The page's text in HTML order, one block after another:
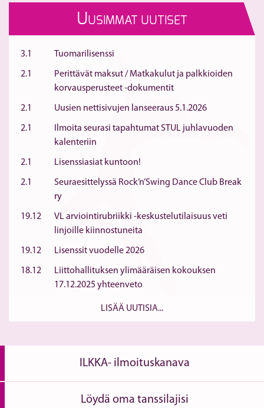
UUSIMMAT UUTISET
3.1 Tuomarilisenssi
2.1
Perittävät maksut / Matkakulut ja palkkioiden
korvausperusteet -dokumentit
2.1 Uusien nettisivujen lanseeraus 5.1.2026
2.1
Ilmoita seurasi tapahtumat STUL juhlavuoden
kalenteriin
2.1 Lisenssiasiat kuntoon!
2.1
Seuraesittelyssä Rock’n’Swing Dance Club Break
ry
19.12
VL arviointirubriikki -keskustelutilaisuus veti
linjoille kiinnostuneita
19.12 Lisenssit vuodelle 2026
18.12
Liittohallituksen ylimääräisen kokouksen
17.12.2025 yhteenveto
LISÄÄ UUTISIA...
ILKKA- ilmoituskanava
Löydä oma tanssilajisi